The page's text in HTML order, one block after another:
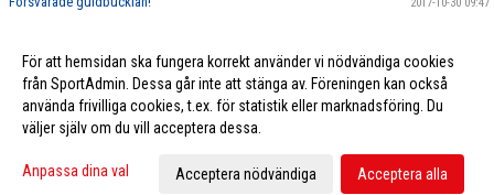
Handla hos ICA Nära Norrviken! 2015-12-07 18:33
För att hemsidan ska fungera korrekt använder vi nödvändiga cookies
från SportAdmin. Dessa går inte att stänga av. Föreningen kan också
använda frivilliga cookies, t.ex. för statistik eller marknadsföring. Du
väljer själv om du vill acceptera dessa.
Anpassa dina val Acceptera nödvändiga Acceptera alla